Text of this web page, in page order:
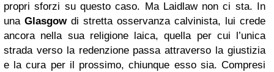
propri sforzi su questo caso. Ma Laidlaw non ci sta. In
una Glasgowdi stretta osservanza calvinista, lui crede
ancora nella sua religione laica, quella per cui l’unica
strada verso la redenzione passa attraverso la giustizia
e la cura per il prossimo, chiunque esso sia. Compresi